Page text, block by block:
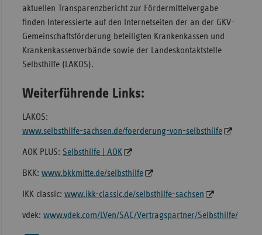
aktuellen Transparenzbericht zur Fördermittelvergabe
finden Interessierte auf den Internetseiten der an der GKV-
Gemeinschaftsförderung beteiligten Krankenkassen und
Krankenkassenverbände sowie der Landeskontaktstelle
Selbsthilfe (LAKOS).
Weiterführende Links:
LAKOS:
www.selbsthilfe-sachsen.de/foerderung-von-selbsthilfe
AOK PLUS: Selbsthilfe | AOK
BKK: www.bkkmitte.de/selbsthilfe
IKK classic: www.ikk-classic.de/selbsthilfe-sachsen
vdek: www.vdek.com/LVen/SAC/Vertragspartner/Selbsthilfe/